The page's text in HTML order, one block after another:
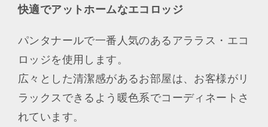
快適でアットホームなエコロッジ
パンタナールで一番人気のあるアララス・エコ
ロッジを使用します。
広々とした清潔感があるお部屋は、お客様がリ
ラックスできるよう暖色系でコーディネートさ
れています。